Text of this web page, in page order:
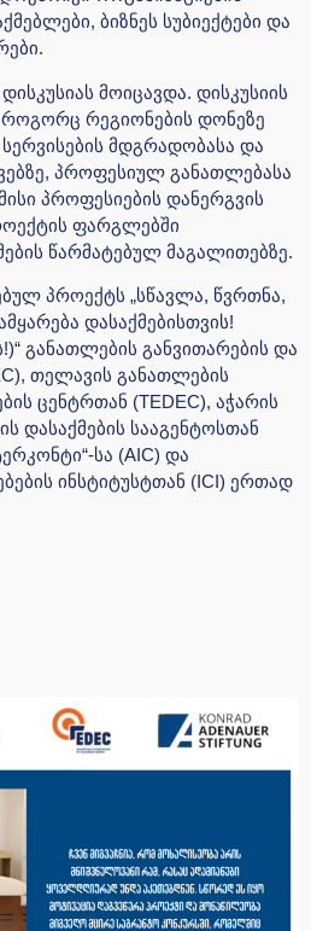
ბიზნეს სუბიექტები და
მოიცავდა. დისკუსიის
როგორც რეგიონების დონეზე
მდგრადობასა და
პროფესიულ განათლებასა
პროფესიების დანერგვის
ფარგლებში
წარმატებულ მაგალითებზე.
პროექტს „სწავლა, წვრთნა,
დასაქმებისთვის!
განათლების განვითარების და
თელავის განათლების
ცენტრთან (TEDEC), აჭარის
დასაქმების სააგენტოსთან
სა (AIC) და
ინსტიტუსტთან (ICI) ერთად